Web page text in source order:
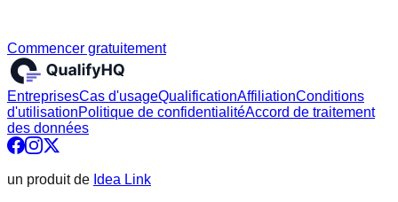
Commencer gratuitement
EntreprisesCas d'usageQualificationAffiliationConditions
d'utilisationPolitique de confidentialitéAccord de traitement
des données
un produit de Idea Link